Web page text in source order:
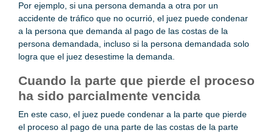
Por ejemplo, si una persona demanda a otra por un
accidente de tráfico que no ocurrió, el juez puede condenar
a la persona que demanda al pago de las costas de la
persona demandada, incluso si la persona demandada solo
logra que el juez desestime la demanda.
Cuando la parte que pierde el proceso
ha sido parcialmente vencida
En este caso, el juez puede condenar a la parte que pierde
el proceso al pago de una parte de las costas de la parte